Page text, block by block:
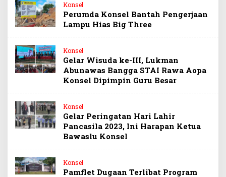
Konsel
Perumda Konsel Bantah Pengerjaan
Lampu Hias Big Three
Konsel
Gelar Wisuda ke-III, Lukman
Abunawas Bangga STAI Rawa Aopa
Konsel Dipimpin Guru Besar
Konsel
Gelar Peringatan Hari Lahir
Pancasila 2023, Ini Harapan Ketua
Bawaslu Konsel
Konsel
Pamflet Dugaan Terlibat Program